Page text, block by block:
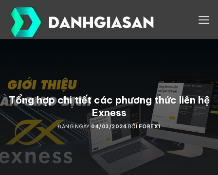
content
Tổng hợp chi tiết các phương thức liên hệ
Exness
ĐĂNG NGÀY04/03/2024BỞI FOREX1